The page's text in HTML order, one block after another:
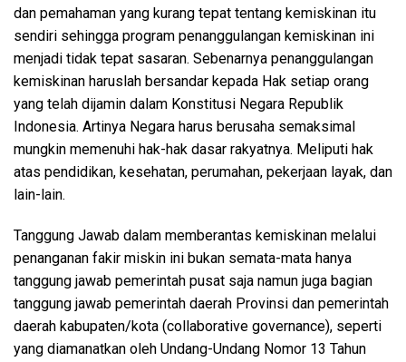
dan pemahaman yang kurang tepat tentang kemiskinan itu
sendiri sehingga program penanggulangan kemiskinan ini
menjadi tidak tepat sasaran. Sebenarnya penanggulangan
kemiskinan haruslah bersandar kepada Hak setiap orang
yang telah dijamin dalam Konstitusi Negara Republik
Indonesia. Artinya Negara harus berusaha semaksimal
mungkin memenuhi hak-hak dasar rakyatnya. Meliputi hak
atas pendidikan, kesehatan, perumahan, pekerjaan layak, dan
lain-lain.
Tanggung Jawab dalam memberantas kemiskinan melalui
penanganan fakir miskin ini bukan semata-mata hanya
tanggung jawab pemerintah pusat saja namun juga bagian
tanggung jawab pemerintah daerah Provinsi dan pemerintah
daerah kabupaten/kota (collaborative governance), seperti
yang diamanatkan oleh Undang-Undang Nomor 13 Tahun